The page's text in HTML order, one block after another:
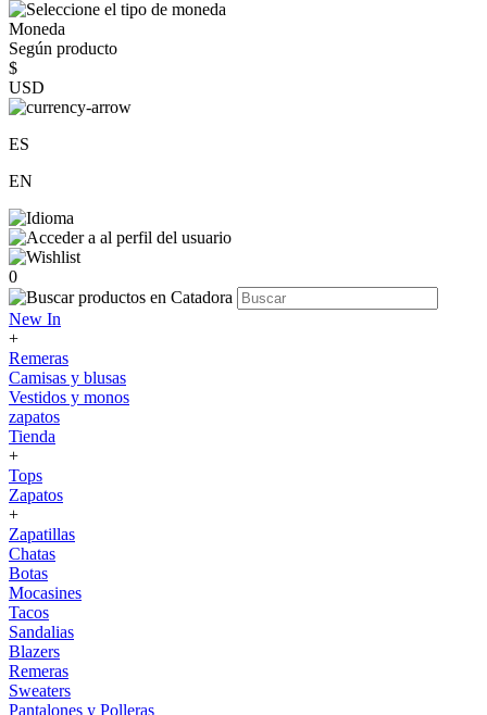
Moneda
Según producto
$
USD
ES
EN
0
New In
+
Remeras
Camisas y blusas
Vestidos y monos
zapatos
Tienda
+
Tops
Zapatos
+
Zapatillas
Chatas
Botas
Mocasines
Tacos
Sandalias
Blazers
Remeras
Sweaters
Pantalones y Polleras